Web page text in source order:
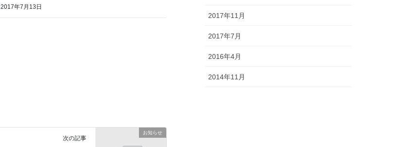
2017年7月13日
お知らせ
次の記事
2017年11月
2017年7月
2016年4月
2014年11月